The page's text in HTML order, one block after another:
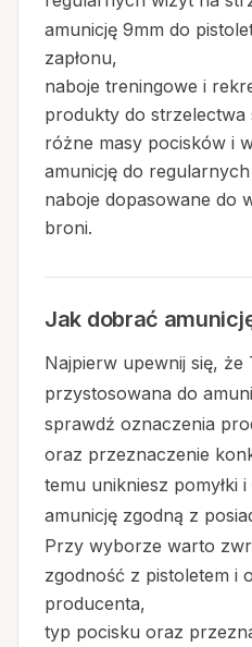
amunicję 9mm do
zapłonu,
naboje treningowe i
produkty do strzelectwa
różne masy pocisków i
amunicję do
naboje dopasowane do
broni.
Jak dobrać
Najpierw upewnij się, że
przystosowana do
sprawdź oznaczenia
oraz przeznaczenie
temu unikniesz pomyłki
amunicję zgodną z
Przy wyborze warto
zgodność z pistoletem i
producenta,
typ pocisku oraz